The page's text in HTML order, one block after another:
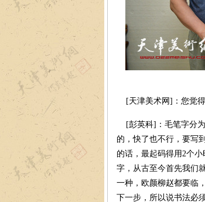
[天津美术网]：您觉得
[彭英科]：毛笔字分为
的，快了也不行，要写
的话，最起码得用2个
字，从古至今首先我们
一种，欧颜柳赵都要临
下一步，所以说书法必